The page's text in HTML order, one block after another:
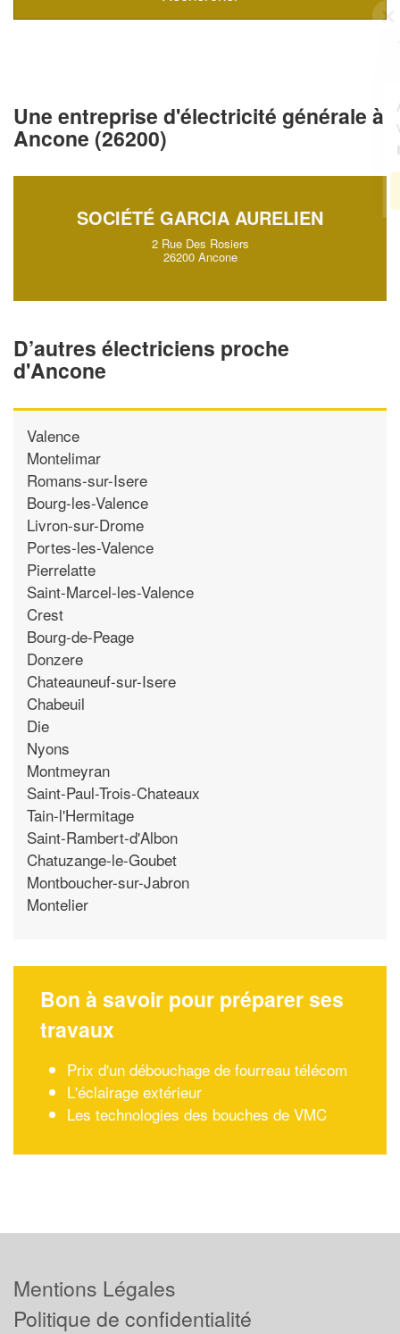
Une entreprise d'électricité générale à
Ancone (26200)
SOCIÉTÉ GARCIA AURELIEN
2 Rue Des Rosiers
26200 Ancone
D’autres électriciens proche
d'Ancone
Valence
Montelimar
Romans-sur-Isere
Bourg-les-Valence
Livron-sur-Drome
Portes-les-Valence
Pierrelatte
Saint-Marcel-les-Valence
Crest
Bourg-de-Peage
Donzere
Chateauneuf-sur-Isere
Chabeuil
Die
Nyons
Montmeyran
Saint-Paul-Trois-Chateaux
Tain-l'Hermitage
Saint-Rambert-d'Albon
Chatuzange-le-Goubet
Montboucher-sur-Jabron
Montelier
Bon à savoir pour préparer ses
travaux
Prix d'un débouchage de fourreau télécom
L'éclairage extérieur
Les technologies des bouches de VMC
✕
Augmentez votrechiffre d'affaires
et
vosmargestout en gagnant de
nouveaux clients
Mentions Légales
Politique de confidentialité